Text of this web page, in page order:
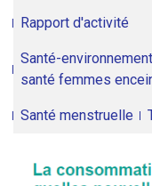
Rapport d'activité
Santé-
santé femmes
Santé menstruelle